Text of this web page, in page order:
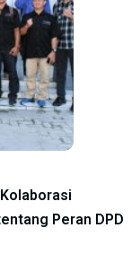
Peran DPD